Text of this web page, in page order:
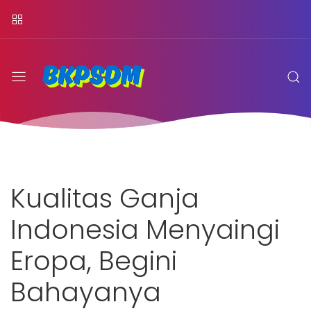
Kualitas Ganja
Indonesia Menyaingi
Eropa, Begini
Bahayanya